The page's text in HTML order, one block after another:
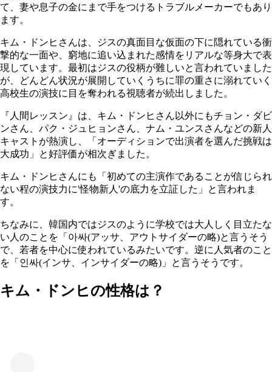
て、妻や息子の金にまで手をつけるトラブルメーカーでもあり
ます。
キム・ドンヒさんは、ジスの真面目な仮面の下に隠れている衝
撃的な一面や、窮地に追い込まれた感情をリアルな等身大で表
現しています。最初はジスの役柄が難しいと言われていました
が、どんどん状況が展開していくうちに罪の重さに溺れていく
高校生の演技に目を奪われる視聴者が続出しました。
『人間レッスン』は、キム・ドンヒさん以外にもチョン・ダビ
ンさん、パク・ジュヒョンさん、ナム・ユンスさんなどの新人
キャストが熱演し、「オーディションで出演者を選んだ挑戦は
大成功」と好評価が相次ぎました。
キム・ドンヒさんにも「初めての主演作であることが信じられ
ない程の演技力に'怪物新人'の底力を立証した」と言われま
す。
ちなみに、韓国内ではジスのように学校では大人しく目立たな
い人のことを「아싸(アッサ、アウトサイダーの略)と言うそう
で、若者を中心に使われているみたいです。逆に人気者のこと
を「인싸(インサ、インサイダーの略)」と言うそうです。
キム・ドンヒの性格は？